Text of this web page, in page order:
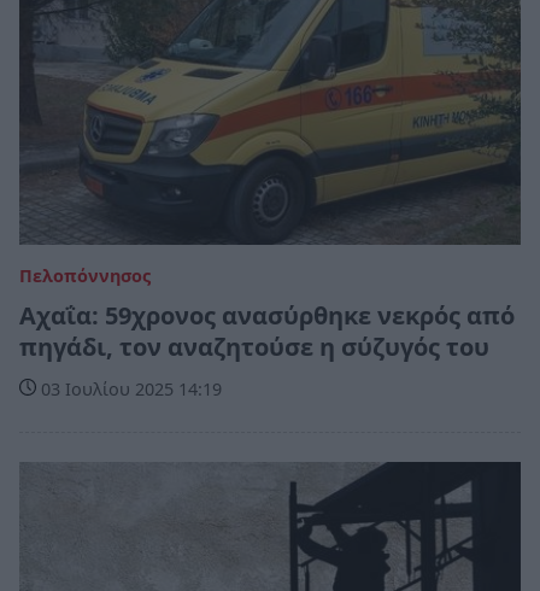
Πελοπόννησος
Αχαΐα: 59χρονος ανασύρθηκε νεκρός από
πηγάδι, τον αναζητούσε η σύζυγός του
03 Ιουλίου 2025 14:19